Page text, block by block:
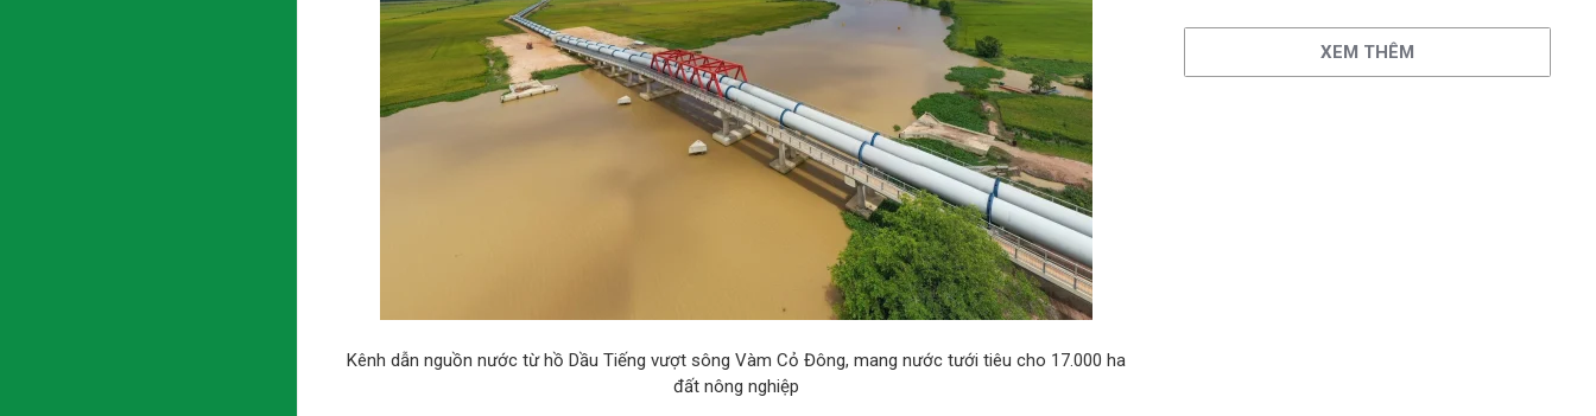
Kênh dẫn nguồn nước từ hồ Dầu Tiếng vượt sông Vàm Cỏ Đông, mang nước tưới tiêu cho 17.000 ha
đất nông nghiệp
XEM THÊM